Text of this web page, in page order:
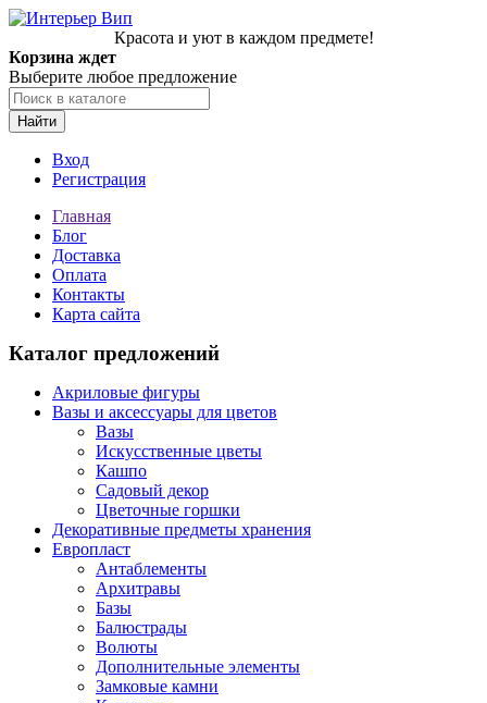
Красота и уют в каждом предмете!
Корзина ждет
Выберите любое предложение
Найти
Вход
Регистрация
Главная
Блог
Доставка
Оплата
Контакты
Карта сайта
Каталог предложений
Акриловые фигуры
Вазы и аксессуары для цветов
Вазы
Искусственные цветы
Кашпо
Садовый декор
Цветочные горшки
Декоративные предметы хранения
Европласт
Антаблементы
Архитравы
Базы
Балюстрады
Волюты
Дополнительные элементы
Замковые камни